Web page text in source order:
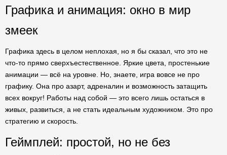
Графика и анимация: окно в мир
змеек
Графика здесь в целом неплохая, но я бы сказал, что это не
что-то прямо сверхъестественное. Яркие цвета, простенькие
анимации — всё на уровне. Но, знаете, игра вовсе не про
графику. Она про азарт, адреналин и возможность затащить
всех вокруг! Работы над собой — это всего лишь остаться в
живых, развиться, а не стать идеальным художником. Это про
стратегию и скорость.
Геймплей: простой, но не без